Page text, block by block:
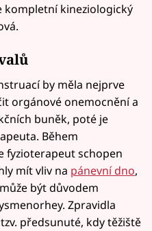
kineziologický
by měla nejprve
orgánové onemocnění a
buněk, poté je
Během
fyzioterapeut schopen
mít vliv na pánevní dno,
být důvodem
Zpravidla
předsunuté, kdy těžiště